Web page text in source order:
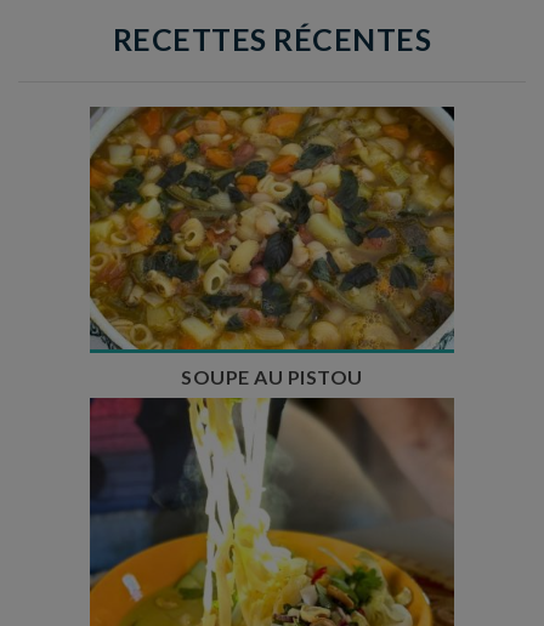
RECETTES RÉCENTES
Temps de préparation : 35 min
Temps de cuisson : 1h15
Nombre de couverts : 8
SOUPE AU PISTOU
Temps de préparation : 40 min
Temps de cuisson : 25 min
Nombre de couverts : 4